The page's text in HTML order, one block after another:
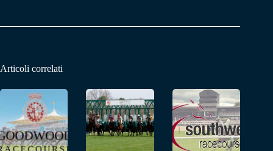
Articoli correlati